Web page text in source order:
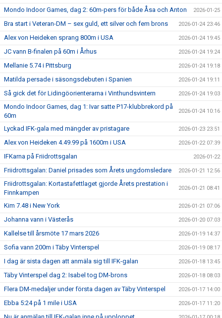
Mondo Indoor Games, dag 2: 60m-pers för både Åsa och Anton 2026-01-25
Bra start i Veteran-DM – sex guld, ett silver och fem brons 2026-01-24 23:46
Alex von Heideken sprang 800m i USA 2026-01-24 19:45
JC vann B-finalen på 60m i Århus 2026-01-24 19:24
Mellanie 5.74 i Pittsburg 2026-01-24 19:18
Matilda persade i säsongsdebuten i Spanien 2026-01-24 19:11
Så gick det för Lidingöorienterarna i Vinthundsvintern 2026-01-24 19:03
Mondo Indoor Games, dag 1: Ivar satte P17-klubbrekord på
60m
2026-01-24 10:16
Lyckad IFK-gala med mängder av pristagare 2026-01-23 23:51
Alex von Heideken 4.49.99 på 1600m i USA 2026-01-22 07:39
IFKarna på Friidrottsgalan 2026-01-22
Friidrottsgalan: Daniel prisades som Årets ungdomsledare 2026-01-21 12:56
Friidrottsgalan: Kortastafettlaget gjorde Årets prestation i
Finnkampen
2026-01-21 08:41
Kim 7.48 i New York 2026-01-21 07:06
Johanna vann i Västerås 2026-01-20 07:03
Kallelse till årsmöte 17 mars 2026 2026-01-19 14:37
Sofia vann 200m i Täby Vinterspel 2026-01-19 08:17
I dag är sista dagen att anmäla sig till IFK-galan 2026-01-18 13:45
Täby Vinterspel dag 2: Isabel tog DM-brons 2026-01-18 08:03
Flera DM-medaljer under första dagen av Täby Vinterspel 2026-01-17 14:00
Ebba 5:24 på 1 mile i USA 2026-01-17 11:20